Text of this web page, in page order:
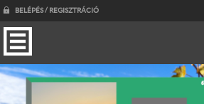
BELÉPÉS / REGISZTRÁCIÓ